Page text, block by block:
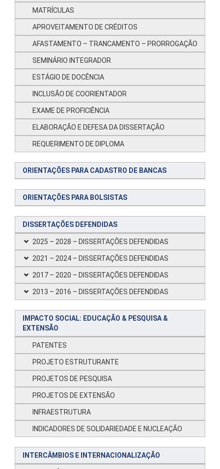
MATRÍCULAS
APROVEITAMENTO DE CRÉDITOS
AFASTAMENTO – TRANCAMENTO – PRORROGAÇÃO
SEMINÁRIO INTEGRADOR
ESTÁGIO DE DOCÊNCIA
INCLUSÃO DE COORIENTADOR
EXAME DE PROFICIÊNCIA
ELABORAÇÃO E DEFESA DA DISSERTAÇÃO
REQUERIMENTO DE DIPLOMA
ORIENTAÇÕES PARA CADASTRO DE BANCAS
ORIENTAÇÕES PARA BOLSISTAS
DISSERTAÇÕES DEFENDIDAS
2025 – 2028 – DISSERTAÇÕES DEFENDIDAS
2021 – 2024 – DISSERTAÇÕES DEFENDIDAS
2017 – 2020 – DISSERTAÇÕES DEFENDIDAS
2013 – 2016 – DISSERTAÇÕES DEFENDIDAS
IMPACTO SOCIAL: EDUCAÇÃO & PESQUISA &
EXTENSÃO
PATENTES
PROJETO ESTRUTURANTE
PROJETOS DE PESQUISA
PROJETOS DE EXTENSÃO
INFRAESTRUTURA
INDICADORES DE SOLIDARIEDADE E NUCLEAÇÃO
INTERCÂMBIOS E INTERNACIONALIZAÇÃO